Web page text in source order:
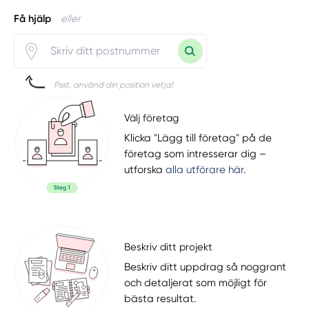
Få hjälp eller
Psst, använd din position vetja!
Välj företag
Klicka "Lägg till företag" på de
företag som intresserar dig –
utforskaalla utförare här.
Beskriv ditt projekt
Beskriv ditt uppdrag så noggrant
och detaljerat som möjligt för
bästa resultat.